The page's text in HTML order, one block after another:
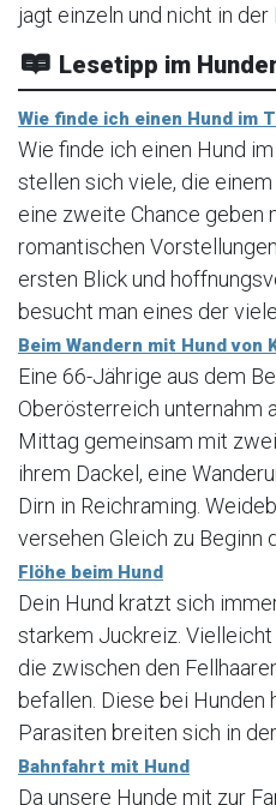
jagt einzeln und nicht in der
Lesetipp im
Wie finde ich einen Hund im
Wie finde ich einen Hund
stellen sich viele, die
eine zweite Chance geben
romantischen
ersten Blick und
besucht man eines der
Beim Wandern mit Hund von
Eine 66-Jährige aus dem
Oberösterreich unternahm
Mittag gemeinsam mit
ihrem Dackel, eine
Dirn in Reichraming.
versehen Gleich zu Beginn
Flöhe beim Hund
Dein Hund kratzt sich
starkem Juckreiz.
die zwischen den
befallen. Diese bei Hunden
Parasiten breiten sich in der
Bahnfahrt mit Hund
Da unsere Hunde mit zur